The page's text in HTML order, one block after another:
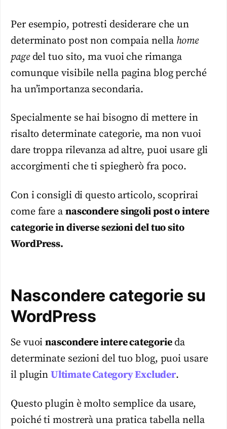
Per esempio, potresti desiderare che un
determinato post non compaia nella home
pagedel tuo sito, ma vuoi che rimanga
comunque visibile nella pagina blog perché
ha un’importanza secondaria.
Specialmente se hai bisogno di mettere in
risalto determinate categorie, ma non vuoi
dare troppa rilevanza ad altre, puoi usare gli
accorgimenti che ti spiegherò fra poco.
Con i consigli di questo articolo, scoprirai
come fare a nascondere singoli post o intere
categorie in diverse sezioni del tuo sito
WordPress.
Nascondere categorie su
WordPress
Se vuoinascondere intere categorieda
determinate sezioni del tuo blog, puoi usare
il pluginUltimate Category Excluder.
Questo plugin è molto semplice da usare,
poiché ti mostrerà una pratica tabella nella